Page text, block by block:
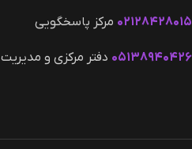
۰۲۱۲۸۴۲۸۰۱۵ مرکز پاسخگویی
۰۵۱۳۸۹۴۰۴۲۶ دفتر مرکزی و مدیریت